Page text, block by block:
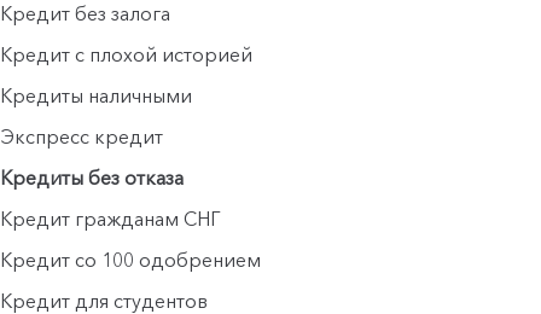
Кредит без залога
Кредит с плохой историей
Кредиты наличными
Экспресс кредит
Кредиты без отказа
Кредит гражданам СНГ
Кредит со 100 одобрением
Кредит для студентов